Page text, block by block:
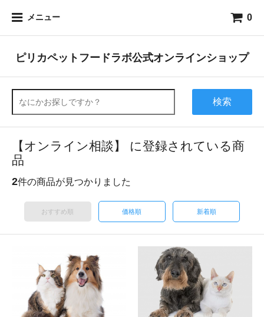
メニュー 0
ピリカペットフードラボ公式オンラインショップ
検索
【オンライン相談】 に登録されている商
品
2件の商品が見つかりました
おすすめ順 価格順 新着順